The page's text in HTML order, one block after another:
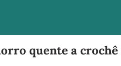
quente a crochê